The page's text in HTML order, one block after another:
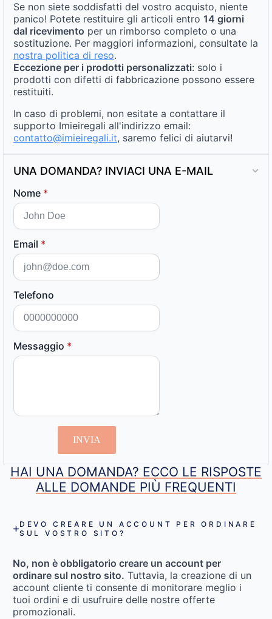
Se non siete soddisfatti del vostro acquisto, niente
panico! Potete restituire gli articoli entro 14 giorni
dal ricevimento per un rimborso completo o una
sostituzione. Per maggiori informazioni, consultate la
nostra politica di reso.
Eccezione per i prodotti personalizzati: solo i
prodotti con difetti di fabbricazione possono essere
restituiti.
In caso di problemi, non esitate a contattare il
supporto Imieiregali all'indirizzo email:
contatto@imieiregali.it, saremo felici di aiutarvi!
UNA DOMANDA? INVIACI UNA E-MAIL
Nome *
Email *
Telefono
Messaggio *
INVIA
HAI UNA DOMANDA? ECCO LE RISPOSTE
ALLE DOMANDE PIÙ FREQUENTI
DEVO CREARE UN ACCOUNT PER ORDINARE
SUL VOSTRO SITO?
No, non è obbligatorio creare un account per
ordinare sul nostro sito. Tuttavia, la creazione di un
account cliente ti consente di monitorare meglio i
tuoi ordini e di usufruire delle nostre offerte
promozionali.